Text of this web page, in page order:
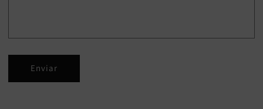
Enviar